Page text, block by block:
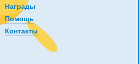
Награды
Помощь
Контакты